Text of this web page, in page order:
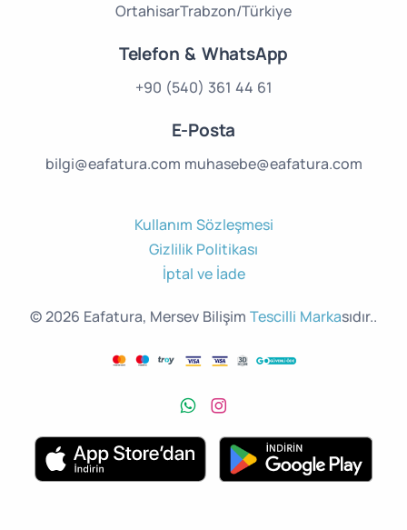
OrtahisarTrabzon/Türkiye
Telefon & WhatsApp
+90 (540) 361 44 61
E-Posta
bilgi@eafatura.com muhasebe@eafatura.com
Kullanım Sözleşmesi
Gizlilik Politikası
İptal ve İade
© 2026 Eafatura, Mersev Bilişim Tescilli Markasıdır..